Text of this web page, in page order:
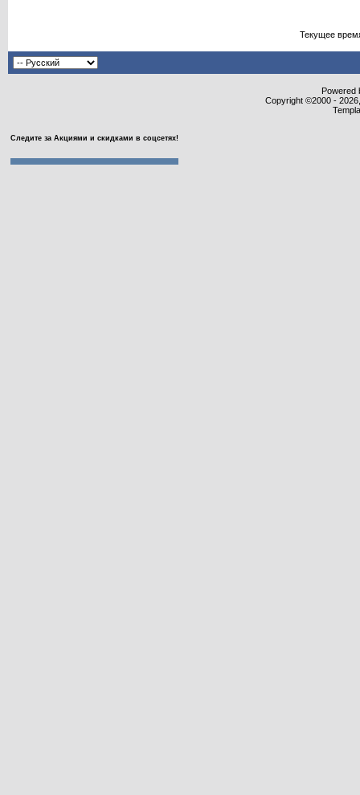
Текущее
Powered
Copyright ©2000 -
Следите за Акциями и скидками в соцсетях!